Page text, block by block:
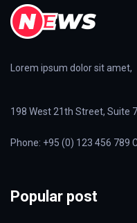
Lorem ipsum dolor sit amet,
198 West 21th Street, Suite
Phone: +95 (0) 123 456 789
Popular post